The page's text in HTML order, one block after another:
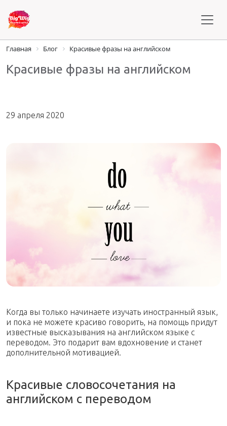
Главная Блог Красивые фразы на английском
Красивые фразы на английском
29 апреля 2020
Когда вы только начинаете изучать иностранный язык,
и пока не можете красиво говорить, на помощь придут
известные высказывания на английском языке с
переводом. Это подарит вам вдохновение и станет
дополнительной мотивацией.
Красивые словосочетания на
английском с переводом